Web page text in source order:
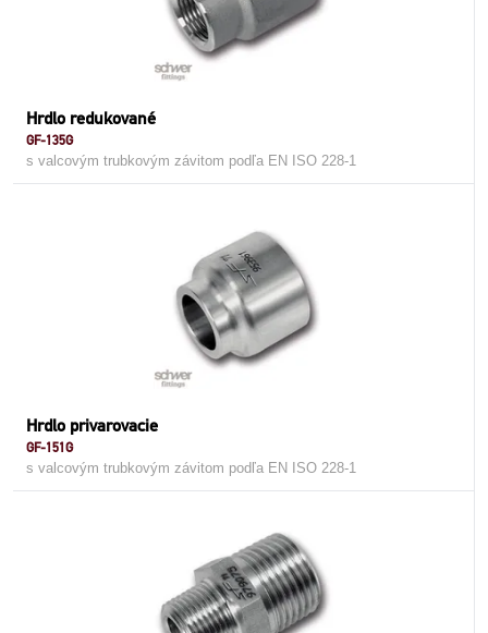
Hrdlo redukované
GF-135G
s valcovým trubkovým závitom podľa EN ISO 228-1
Hrdlo privarovacie
GF-151G
s valcovým trubkovým závitom podľa EN ISO 228-1